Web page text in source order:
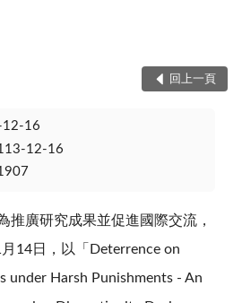
回上一頁
12-16
12-16
推廣研究成果並促進國際交流，
14日，以「Deterrence on
under Harsh Punishments - An